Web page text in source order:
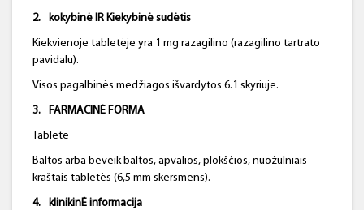
2. kokybinė IR Kiekybinė sudėtis
Kiekvienoje tabletėje yra 1 mg razagilino (razagilino tartrato
pavidalu).
Visos pagalbinės medžiagos išvardytos 6.1 skyriuje.
3. FARMACINĖ FORMA
Tabletė
Baltos arba beveik baltos, apvalios, plokščios, nuožulniais
kraštais tabletės (6,5 mm skersmens).
4. klinikinĖ informacija